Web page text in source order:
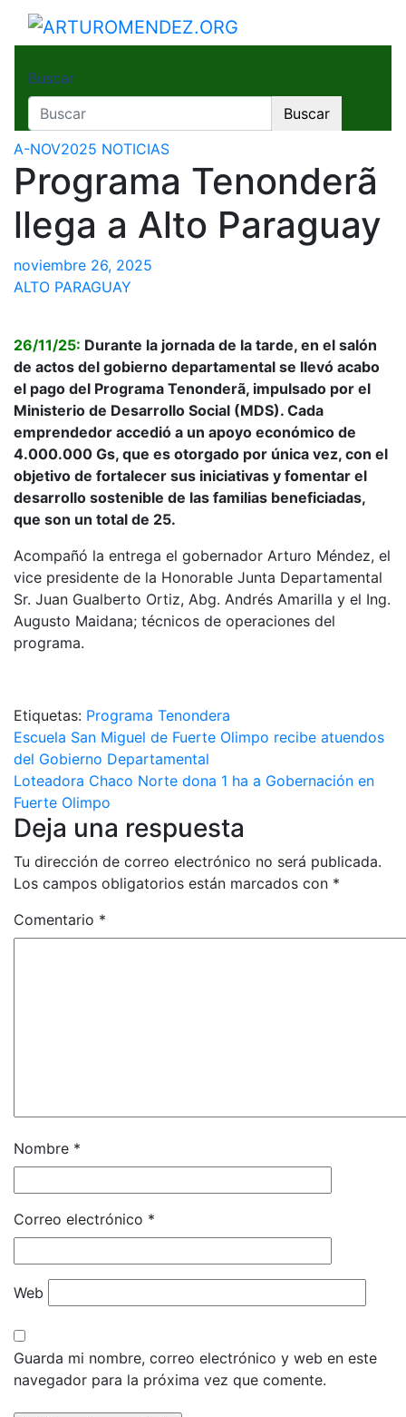
Saltar
ARTUROMENDEZ.ORG
Buscar
Buscar
A-NOV2025 NOTICIAS
Programa Tenonderã
llega a Alto Paraguay
noviembre 26, 2025
ALTO PARAGUAY
26/11/25: Durante la jornada de la tarde, en el salón
de actos del gobierno departamental se llevó acabo
el pago del Programa Tenonderã, impulsado por el
Ministerio de Desarrollo Social (MDS). Cada
emprendedor accedió a un apoyo económico de
4.000.000 Gs, que es otorgado por única vez, con el
objetivo de fortalecer sus iniciativas y fomentar el
desarrollo sostenible de las familias beneficiadas,
que son un total de 25.
Acompañó la entrega el gobernador Arturo Méndez, el
vice presidente de la Honorable Junta Departamental
Sr. Juan Gualberto Ortiz, Abg. Andrés Amarilla y el Ing.
Augusto Maidana; técnicos de operaciones del
programa.
Etiquetas: Programa Tenondera
Navegación
de
entradas
Escuela San Miguel de Fuerte Olimpo recibe atuendos
del Gobierno Departamental
Loteadora Chaco Norte dona 1 ha a Gobernación en
Fuerte Olimpo
Deja una respuesta
Tu dirección de correo electrónico no será publicada.
Los campos obligatorios están marcados con *
Comentario *
Nombre *
Correo electrónico *
Web
Guarda mi nombre, correo electrónico y web en este
navegador para la próxima vez que comente.